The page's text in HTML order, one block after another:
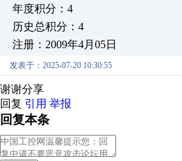
年度积分：4
历史总积分：4
注册：2009年4月05日
发表于：2025-07-20 10:30:55
谢谢分享
回复 引用 举报
回复本条